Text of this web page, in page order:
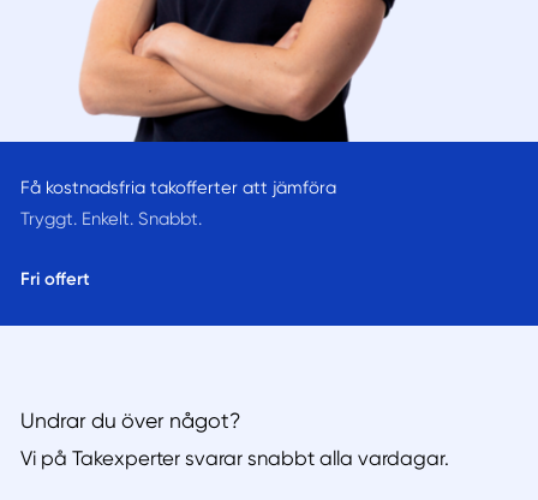
Få kostnadsfria takofferter att jämföra
Tryggt. Enkelt. Snabbt.
Fri offert
Undrar du över något?
Vi på Takexperter svarar snabbt alla vardagar.